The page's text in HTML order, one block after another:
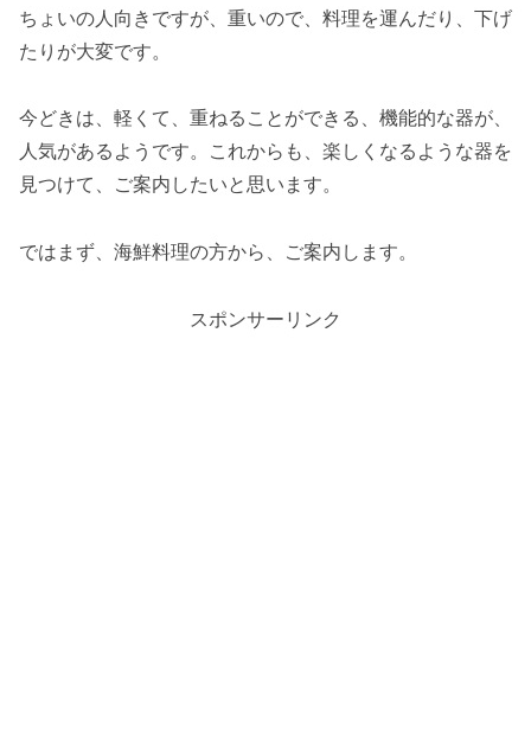
ちょいの人向きですが、重いので、料理を運んだり、下げ
たりが大変です。
今どきは、軽くて、重ねることができる、機能的な器が、
人気があるようです。これからも、楽しくなるような器を
見つけて、ご案内したいと思います。
ではまず、海鮮料理の方から、ご案内します。
スポンサーリンク